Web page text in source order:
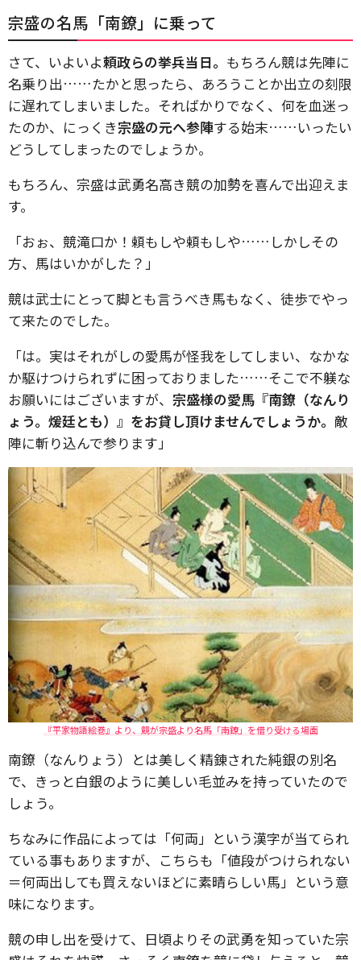
宗盛の名馬「南鐐」に乗って
さて、いよいよ頼政らの挙兵当日。 もちろん競は先陣に
名乗り出……たかと思ったら、あろうことか出立の刻限
に遅れてしまいました。そればかりでなく、何を血迷っ
たのか、にっくき宗盛の元へ参陣する始末……いったい
どうしてしまったのでしょうか。
もちろん、宗盛は武勇名高き競の加勢を喜んで出迎えま
す。
「おぉ、競滝口か！頼もしや頼もしや……しかしその
方、馬はいかがした？」
競は武士にとって脚とも言うべき馬もなく、徒歩でやっ
て来たのでした。
「は。実はそれがしの愛馬が怪我をしてしまい、なかな
か駆けつけられずに困っておりました……そこで不躾な
お願いにはございますが、 宗盛様の愛馬『南鐐（なんり
ょう。煖廷とも）』をお貸し頂けませんでしょうか。 敵
陣に斬り込んで参ります」
『平家物語絵巻』より、競が宗盛より名馬「南鐐」を借り受ける場面
南鐐（なんりょう）とは美しく精錬された純銀の別名
で、きっと白銀のように美しい毛並みを持っていたので
しょう。
ちなみに作品によっては「何両」という漢字が当てられ
ている事もありますが、こちらも「値段がつけられない
＝何両出しても買えないほどに素晴らしい馬」という意
味になります。
競の申し出を受けて、日頃よりその武勇を知っていた宗